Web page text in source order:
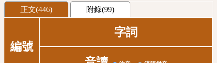
正文(446) 附錄(99)
編號
字詞